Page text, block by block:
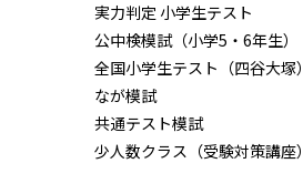
実力判定 小学生テスト
公中検模試（小学5・6年生）
全国小学生テスト（四谷大塚）
なが模試
共通テスト模試
少人数クラス（受験対策講座）